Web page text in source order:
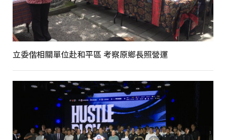
立委偕相關單位赴和平區 考察原鄉長照營運